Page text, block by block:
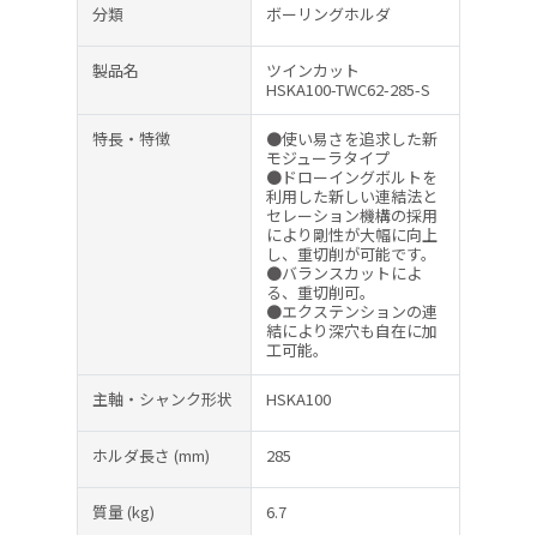
分類 ボーリングホルダ
製品名
ツインカット
HSKA100-TWC62-285-S
特長・特徴
●使い易さを追求した新
モジューラタイプ
●ドローイングボルトを
利用した新しい連結法と
セレーション機構の採用
により剛性が大幅に向上
し、重切削が可能です。
●バランスカットによ
る、重切削可。
●エクステンションの連
結により深穴も自在に加
工可能。
主軸・シャンク形状 HSKA100
ホルダ長さ (mm) 285
質量(kg) 6.7